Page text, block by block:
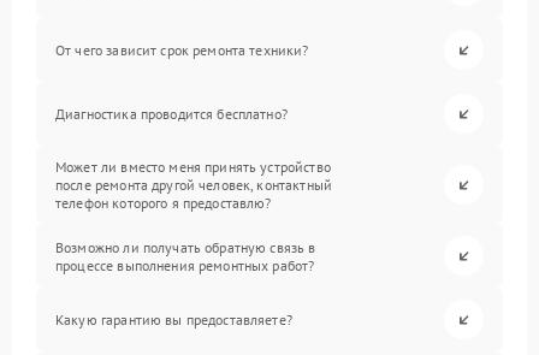
От чего зависит срок ремонта техники?
Диагностика проводится бесплатно?
Может ли вместо меня принять устройство
после ремонта другой человек, контактный
телефон которого я предоставлю?
Возможно ли получать обратную связь в
процессе выполнения ремонтных работ?
Какую гарантию вы предоставляете?